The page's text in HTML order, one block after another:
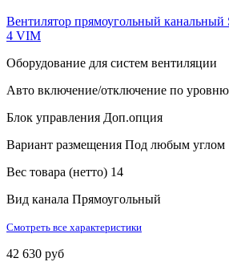
Вентилятор прямоугольный
4 VIM
Оборудование для систем вентиляции
Авто включение/отключение по
Блок управления Доп.опция
Вариант размещения Под любым углом
Вес товара (нетто) 14
Вид канала Прямоугольный
Смотреть все характеристики
42 630 руб